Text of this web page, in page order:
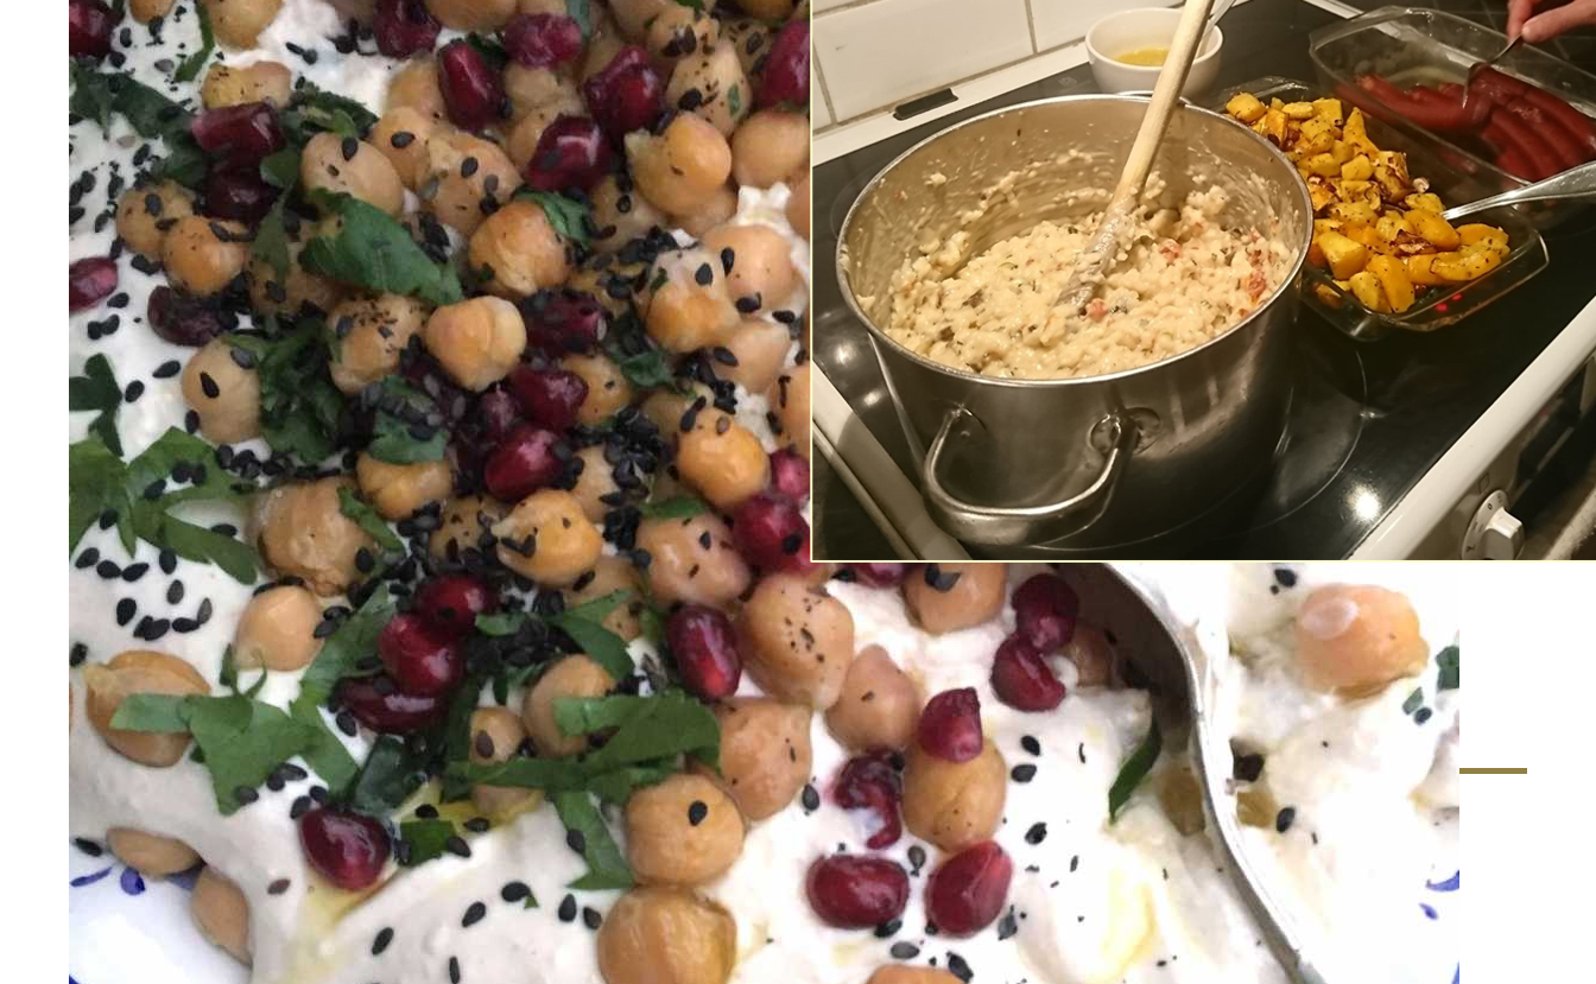
Post-Coronans matkultur – Ett nytt
förtroende för matkunnandet
AvRichard Tellström